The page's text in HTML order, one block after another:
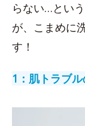
らない…とい
が、こまめに
す！
1：肌トラブ